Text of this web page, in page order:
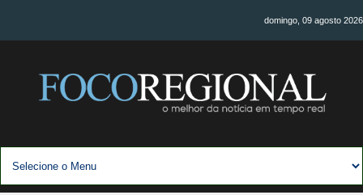
domingo, 09 agosto 2026